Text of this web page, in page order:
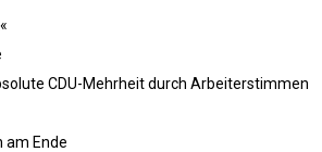
CDU-Mehrheit durch Arbeiterstimmen
am Ende